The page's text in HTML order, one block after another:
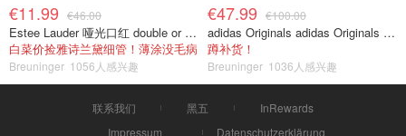
€11.99 €46.00
Estee Lauder 哑光口红 double or nothing色号
白菜价捡雅诗兰黛细管！薄涂没毛病
Breuninger 1056人感兴趣
€47.99 €100.00
adidas Originals adidas Originals TOKYO 复古休闲鞋 深棕色
蹲补货！
Breuninger 1036人感兴趣
联系我们 黑五
InRewards
Impressum
Datenschutzerklärung